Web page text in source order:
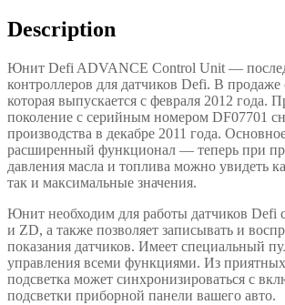
ZD)
Description
Юнит Defi ADVANCE Control Unit —
контроллеров для датчиков Defi. В продаже
которая выпускается с февраля 2012 года.
поколение с серийным номером DF07701
производства в декабре 2011 года.
расширенный функционал — теперь при
давления масла и топлива можно увидеть
так и максимальные значения.
Юнит необходим для работы датчиков Defi
и ZD, а также позволяет записывать и
показания датчиков. Имеет специальный
управления всеми функциями. Из
подсветка может синхронизироваться с
подсветки приборной панели вашего авто.